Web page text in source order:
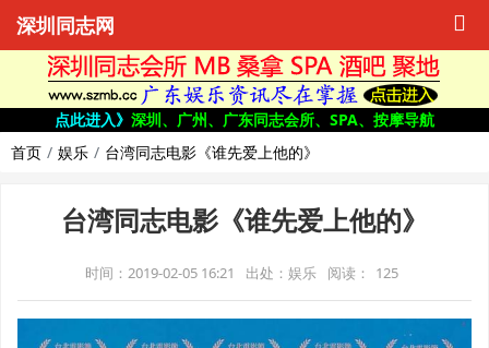
深圳同志网
点此进入》 深圳、广州、广东同志会所、SPA、按摩导航
首页
娱乐 台湾同志电影《谁先爱上他的》
台湾同志电影《谁先爱上他的》
时间：2019-02-05 16:21 出处：娱乐 阅读： 125